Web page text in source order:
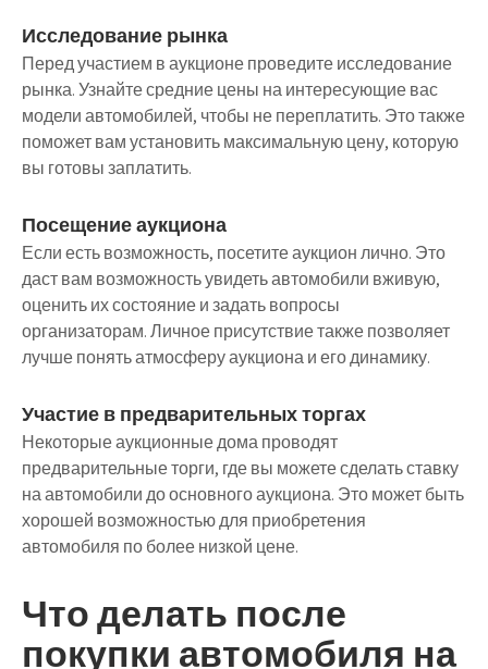
Исследование рынка
Перед участием в аукционе проведите исследование
рынка. Узнайте средние цены на интересующие вас
модели автомобилей, чтобы не переплатить. Это также
поможет вам установить максимальную цену, которую
вы готовы заплатить.
Посещение аукциона
Если есть возможность, посетите аукцион лично. Это
даст вам возможность увидеть автомобили вживую,
оценить их состояние и задать вопросы
организаторам. Личное присутствие также позволяет
лучше понять атмосферу аукциона и его динамику.
Участие в предварительных торгах
Некоторые аукционные дома проводят
предварительные торги, где вы можете сделать ставку
на автомобили до основного аукциона. Это может быть
хорошей возможностью для приобретения
автомобиля по более низкой цене.
Что делать после
покупки автомобиля на